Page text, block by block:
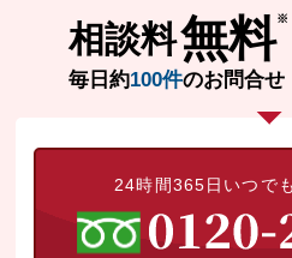
相談料無料
毎日約100件のお問合せ
24時間365日いつで